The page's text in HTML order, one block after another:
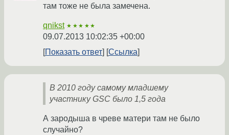
там тоже не была замечена.
qnikst ★★★★★
09.07.2013 10:02:35 +00:00
Показать ответ
Ссылка
В 2010 году самому младшему
участнику GSC было 1,5 года
А зародыша в чреве матери там не было
случайно?